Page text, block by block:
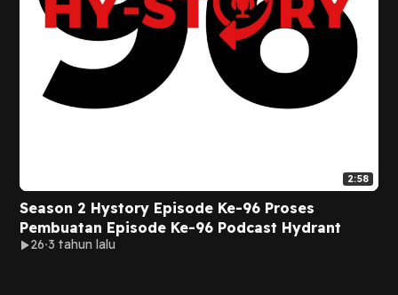
2:58
Season 2 Hystory Episode Ke-96 Proses
Pembuatan Episode Ke-96 Podcast Hydrant
26 3 tahun lalu